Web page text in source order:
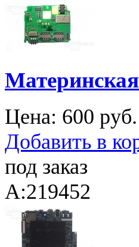
Цена: 600 руб.
Добавить в
под заказ
A:219452